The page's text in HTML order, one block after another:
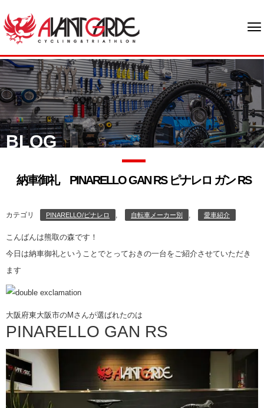
BLOG
納車御礼 PINARELLO GAN RS ピナレロ ガン RS
カテゴリ PINARELLO/ピナレロ , 自転車メーカー別 , 愛車紹介
こんばんは熊取の森です！
今日は納車御礼ということでとっておきの一台をご紹介させていただき
ます
大阪府東大阪市のMさんが選ばれたのは
PINARELLO GAN RS